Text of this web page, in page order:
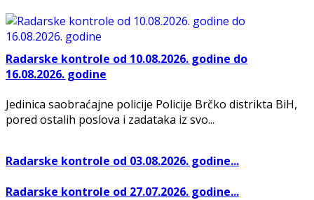
Radarske kontrole od 10.08.2026. godine do
16.08.2026. godine
Jedinica saobraćajne policije Policije Brčko distrikta BiH,
pored ostalih poslova i zadataka iz svo...
Radarske kontrole od 03.08.2026. godine...
Radarske kontrole od 27.07.2026. godine...